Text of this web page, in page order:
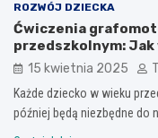
ROZWÓJ DZIECKA
Ćwiczenia
przedszkolnym:
15 kwietnia 2025
Każde dziecko w wieku
później będą niezbędne do